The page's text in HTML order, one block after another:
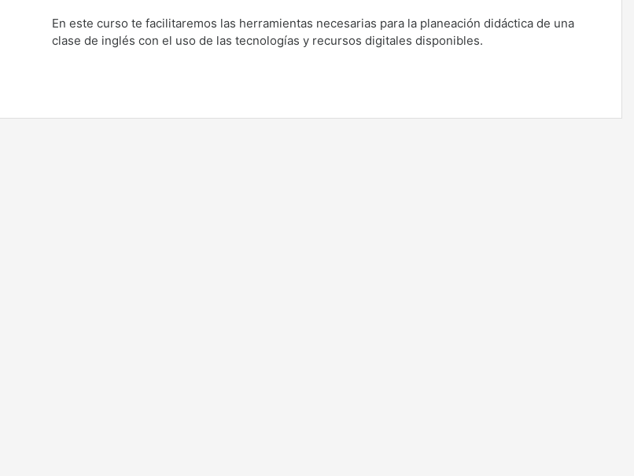
En este curso te facilitaremos las herramientas necesarias para la planeación didáctica de una
clase de inglés con el uso de las tecnologías y recursos digitales disponibles.